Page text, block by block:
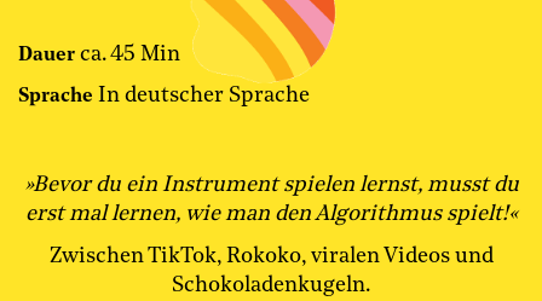
Dauer ca. 45 Min
Sprache In deutscher Sprache
»Bevor du ein Instrument spielen lernst, musst du
erst mal lernen, wie man den Algorithmus spielt!«
Zwischen TikTok, Rokoko, viralen Videos und
Schokoladenkugeln.